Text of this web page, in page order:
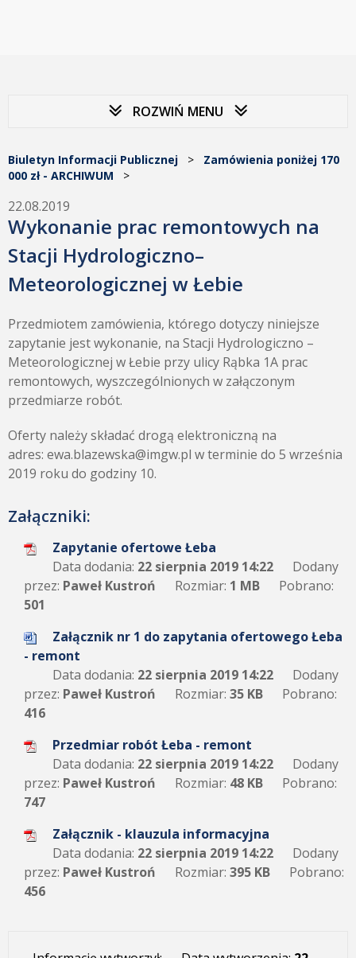
ROZWIŃ MENU
Biuletyn Informacji Publicznej > Zamówienia poniżej 170
000 zł - ARCHIWUM >
22.08.2019
Wykonanie prac remontowych na
Stacji Hydrologiczno–
Meteorologicznej w Łebie
Przedmiotem zamówienia, którego dotyczy niniejsze
zapytanie jest wykonanie, na Stacji Hydrologiczno –
Meteorologicznej w Łebie przy ulicy Rąbka 1A prac
remontowych, wyszczególnionych w załączonym
przedmiarze robót.
Oferty należy składać drogą elektroniczną na
adres: ewa.blazewska@imgw.pl w terminie do 5 września
2019 roku do godziny 10.
Załączniki:
Zapytanie ofertowe Łeba
Data dodania: 22 sierpnia 2019 14:22
Dodany
przez: Paweł Kustroń Rozmiar: 1 MB
Pobrano:
501
Załącznik nr 1 do zapytania ofertowego Łeba
- remont
Data dodania: 22 sierpnia 2019 14:22
Dodany
przez: Paweł Kustroń Rozmiar: 35 KB
Pobrano:
416
Przedmiar robót Łeba - remont
Data dodania: 22 sierpnia 2019 14:22
Dodany
przez: Paweł Kustroń Rozmiar: 48 KB
Pobrano:
747
Załącznik - klauzula informacyjna
Data dodania: 22 sierpnia 2019 14:22
Dodany
przez: Paweł Kustroń Rozmiar: 395 KB
Pobrano:
456